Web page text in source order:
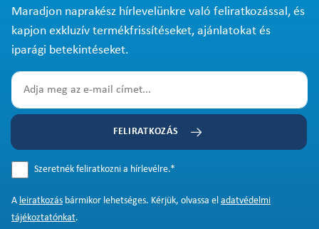
Maradjon naprakész hírlevelünkre való feliratkozással, és
kapjon exkluzív termékfrissítéseket, ajánlatokat és
iparági betekintéseket.
FELIRATKOZÁS
Szeretnék feliratkozni a hírlevélre.*
A leiratkozás bármikor lehetséges. Kérjük, olvassa el adatvédelmi
tájékoztatónkat.